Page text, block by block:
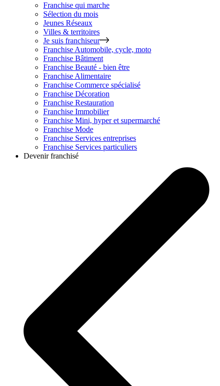
Franchise qui marche
Sélection du mois
Jeunes Réseaux
Villes & territoires
Je suis franchiseur
Franchise Automobile, cycle, moto
Franchise Bâtiment
Franchise Beauté - bien être
Franchise Alimentaire
Franchise Commerce spécialisé
Franchise Décoration
Franchise Restauration
Franchise Immobilier
Franchise Mini, hyper et supermarché
Franchise Mode
Franchise Services entreprises
Franchise Services particuliers
Devenir franchisé